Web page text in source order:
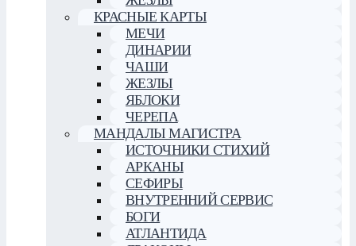
КРАСНЫЕ КАРТЫ
МЕЧИ
ДИНАРИИ
ЧАШИ
ЖЕЗЛЫ
ЯБЛОКИ
ЧЕРЕПА
МАНДАЛЫ МАГИСТРА
ИСТОЧНИКИ СТИХИЙ
АРКАНЫ
СЕФИРЫ
ВНУТРЕННИЙ СЕРВИС
БОГИ
АТЛАНТИДА